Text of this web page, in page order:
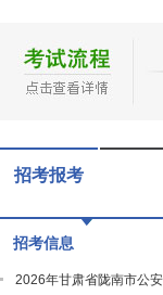
招考报考
招考信息
2026年甘肃省陇南市公